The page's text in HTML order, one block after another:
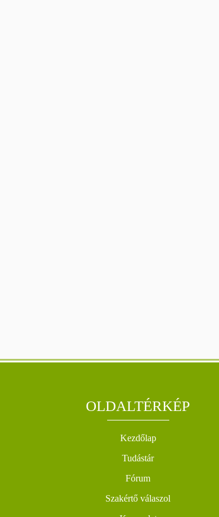
OLDALTÉRKÉP
Kezdőlap
Tudástár
Fórum
Szakértő válaszol